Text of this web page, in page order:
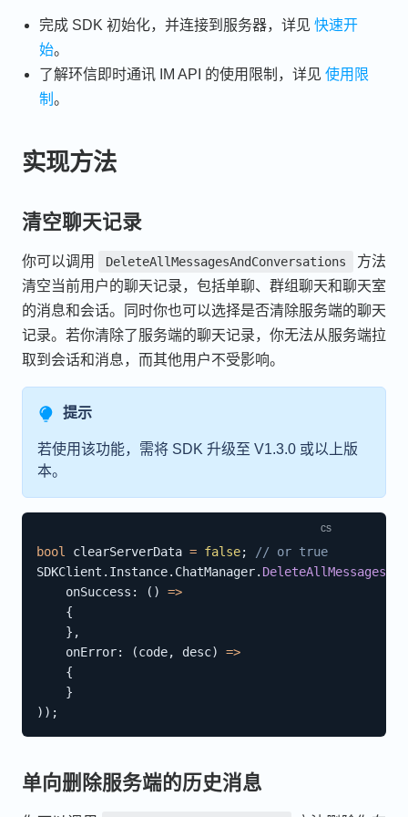
完成 SDK 初始化，并连接到服务器，详见快速开
始。
了解环信即时通讯 IM API 的使用限制，详见使用限
制。
实现方法
清空聊天记录
你可以调用 DeleteAllMessagesAndConversations
方法
清空当前用户的聊天记录，包括单聊、群组聊天和聊天室
的消息和会话。同时你也可以选择是否清除服务端的聊天
记录。若你清除了服务端的聊天记录，你无法从服务端拉
取到会话和消息，而其他用户不受影响。
提示
若使用该功能，需将 SDK 升级至 V1.3.0 或以上版
本。
bool clearServerData = false;
// or true
SDKClient . Instance. ChatManager.
onSuccess : ( )
=>
{
} ,
onError: (code, desc)
=>
{
}
) ) ;
单向删除服务端的历史消息